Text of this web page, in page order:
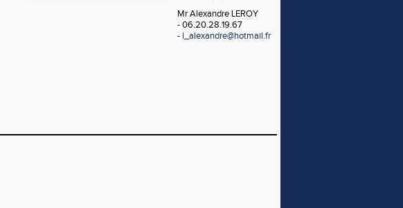
Mr Alexandre LEROY
- 06.20.28.19.67
- l_alexandre@hotmail.fr